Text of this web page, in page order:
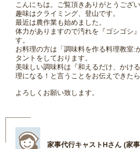
こんにちは。ご覧頂きありがとうござい
趣味はクライミング、登山です。
最近は農作業も始めました。
体力がありますので汚れを『ゴシゴシ
す。
お料理の方は「調味料を作る料理教室:
タントをしております。
美味しい調味料は『和えるだけ、かけ
理になる！と言うことをお伝えできた
よろしくお願い致します。
家事代行キャストHさん (家